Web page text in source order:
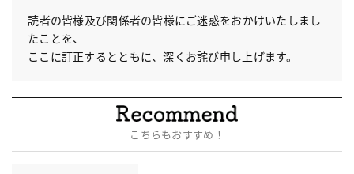
読者の皆様及び関係者の皆様にご迷惑をおかけいたしまし
たことを、
ここに訂正するとともに、深くお詫び申し上げます。
こちらもおすすめ！